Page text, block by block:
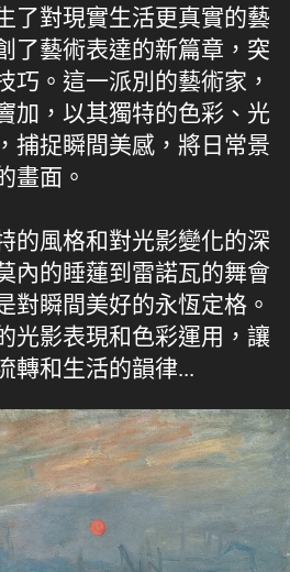
了對現實生活更真實的藝
了藝術表達的新篇章，突
巧。這一派別的藝術家，
加，以其獨特的色彩、光
捕捉瞬間美感，將日常景
畫面。
的風格和對光影變化的深
內的睡蓮到雷諾瓦的舞會
對瞬間美好的永恆定格。
光影表現和色彩運用，讓
轉和生活的韻律...